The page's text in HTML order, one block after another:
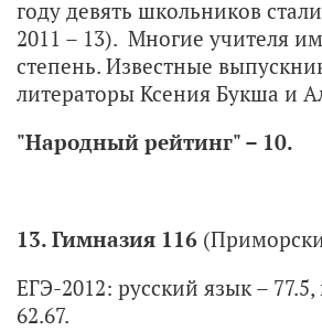
году девять школьников
2011 – 13). Многие учителя
степень. Известные
литераторы Ксения Букша и
"Народный рейтинг" – 10.
13. Гимназия 116
ЕГЭ-2012: русский язык –
62.67.